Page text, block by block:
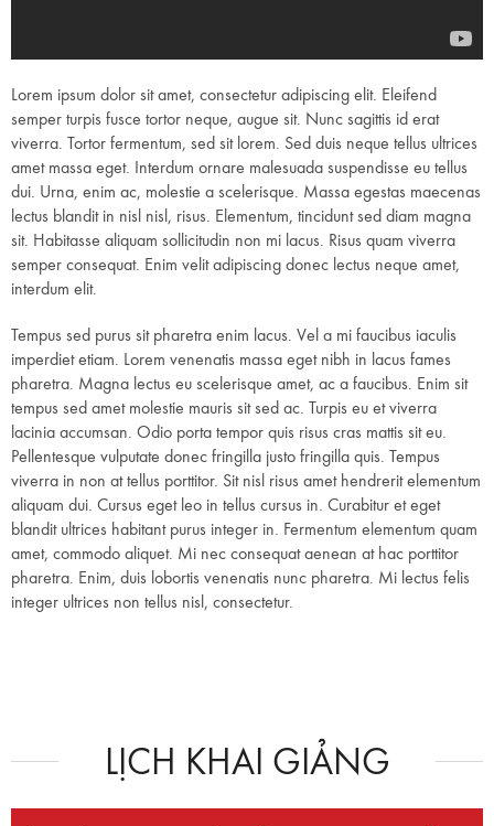
Lorem ipsum dolor sit amet, consectetur adipiscing elit. Eleifend
semper turpis fusce tortor neque, augue sit. Nunc sagittis id erat
viverra. Tortor fermentum, sed sit lorem. Sed duis neque tellus ultrices
amet massa eget. Interdum ornare malesuada suspendisse eu tellus
dui. Urna, enim ac, molestie a scelerisque. Massa egestas maecenas
lectus blandit in nisl nisl, risus. Elementum, tincidunt sed diam magna
sit. Habitasse aliquam sollicitudin non mi lacus. Risus quam viverra
semper consequat. Enim velit adipiscing donec lectus neque amet,
interdum elit.
Tempus sed purus sit pharetra enim lacus. Vel a mi faucibus iaculis
imperdiet etiam. Lorem venenatis massa eget nibh in lacus fames
pharetra. Magna lectus eu scelerisque amet, ac a faucibus. Enim sit
tempus sed amet molestie mauris sit sed ac. Turpis eu et viverra
lacinia accumsan. Odio porta tempor quis risus cras mattis sit eu.
Pellentesque vulputate donec fringilla justo fringilla quis. Tempus
viverra in non at tellus porttitor. Sit nisl risus amet hendrerit elementum
aliquam dui. Cursus eget leo in tellus cursus in. Curabitur et eget
blandit ultrices habitant purus integer in. Fermentum elementum quam
amet, commodo aliquet. Mi nec consequat aenean at hac porttitor
pharetra. Enim, duis lobortis venenatis nunc pharetra. Mi lectus felis
integer ultrices non tellus nisl, consectetur.
LỊCH KHAI GIẢNG